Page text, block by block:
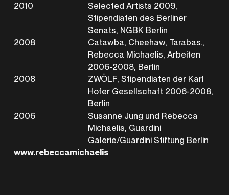
2010
Selected Artists 2009,
Stipendiaten des Berliner
Senats, NGBK Berlin
2008
Catawba, Cheehaw, Tarabas.,
Rebecca Michaelis, Arbeiten
2006-2008, Berlin
2008
ZWÖLF, Stipendiaten der Karl
Hofer Gesellschaft 2006-2008,
Berlin
2006
Susanne Jung und Rebecca
Michaelis, Guardini
Galerie/Guardini Stiftung Berlin
www.rebeccamichaelis